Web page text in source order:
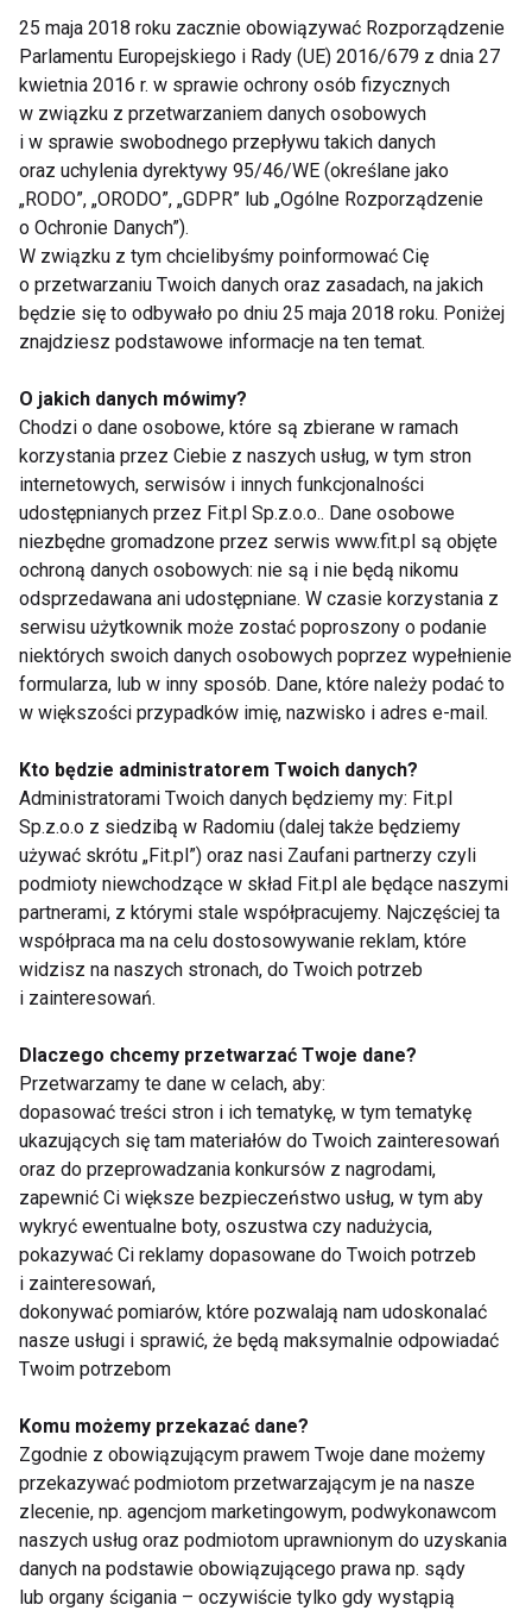
Kasia tusk
Stefano o sobie i o
Kasi Tusk
Miss jedzie do domu
Oni zatańczą w
"Tańcu z gwiazdami"
Kasia Tusk zatańczy?
Pokaż więcej
Fit light
Wanny SPA - prywatna
Jedzenie oczami. Jak
kolor talerza wpływa
na apetyt?
Dlaczego niektóre
wyniki w derbach niż
w innych meczach?
Shark ChillPill – mały
gadżet, wielka ulga.
Sprawdzamy, czy to
hit tego lata
Japonki Ipanema – te
buty to gamechanger
na upalne dni!
25 maja 2018 roku zacznie obowiązywać Rozporządzenie
Parlamentu Europejskiego i Rady (UE) 2016/679 z dnia 27
kwietnia 2016 r. w sprawie ochrony osób fizycznych
w związku z przetwarzaniem danych osobowych
i w sprawie swobodnego przepływu takich danych
oraz uchylenia dyrektywy 95/46/WE (określane jako
„RODO”, „ORODO”, „GDPR” lub „Ogólne Rozporządzenie
o Ochronie Danych”).
W związku z tym chcielibyśmy poinformować Cię
o przetwarzaniu Twoich danych oraz zasadach, na jakich
będzie się to odbywało po dniu 25 maja 2018 roku. Poniżej
znajdziesz podstawowe informacje na ten temat.
O jakich danych mówimy?
Chodzi o dane osobowe, które są zbierane w ramach
korzystania przez Ciebie z naszych usług, w tym stron
internetowych, serwisów i innych funkcjonalności
udostępnianych przez Fit.pl Sp.z.o.o.. Dane osobowe
niezbędne gromadzone przez serwis www.fit.pl są objęte
ochroną danych osobowych: nie są i nie będą nikomu
odsprzedawana ani udostępniane. W czasie korzystania z
serwisu użytkownik może zostać poproszony o podanie
niektórych swoich danych osobowych poprzez wypełnienie
formularza, lub w inny sposób. Dane, które należy podać to
w większości przypadków imię, nazwisko i adres e-mail.
Kto będzie administratorem Twoich danych?
Administratorami Twoich danych będziemy my: Fit.pl
Sp.z.o.o z siedzibą w Radomiu (dalej także będziemy
używać skrótu „Fit.pl”) oraz nasi Zaufani partnerzy czyli
podmioty niewchodzące w skład Fit.pl ale będące naszymi
partnerami, z którymi stale współpracujemy. Najczęściej ta
współpraca ma na celu dostosowywanie reklam, które
widzisz na naszych stronach, do Twoich potrzeb
i zainteresowań.
Dlaczego chcemy przetwarzać Twoje dane?
Przetwarzamy te dane w celach, aby:
dopasować treści stron i ich tematykę, w tym tematykę
ukazujących się tam materiałów do Twoich zainteresowań
oraz do przeprowadzania konkursów z nagrodami,
zapewnić Ci większe bezpieczeństwo usług, w tym aby
wykryć ewentualne boty, oszustwa czy nadużycia,
pokazywać Ci reklamy dopasowane do Twoich potrzeb
i zainteresowań,
dokonywać pomiarów, które pozwalają nam udoskonalać
nasze usługi i sprawić, że będą maksymalnie odpowiadać
Twoim potrzebom
Komu możemy przekazać dane?
Zgodnie z obowiązującym prawem Twoje dane możemy
przekazywać podmiotom przetwarzającym je na nasze
zlecenie, np. agencjom marketingowym, podwykonawcom
naszych usług oraz podmiotom uprawnionym do uzyskania
danych na podstawie obowiązującego prawa np. sądy
lub organy ścigania – oczywiście tylko gdy wystąpią